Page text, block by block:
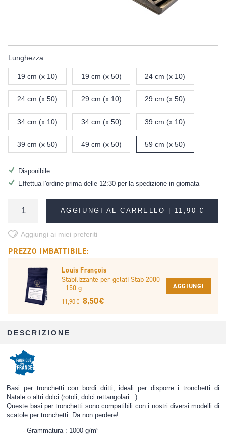
Lunghezza :
19 cm (x 10) 19 cm (x 50) 24 cm (x 10)
24 cm (x 50) 29 cm (x 10) 29 cm (x 50)
34 cm (x 10) 34 cm (x 50) 39 cm (x 10)
39 cm (x 50) 49 cm (x 50) 59 cm (x 50)
Disponibile
Effettua l'ordine prima delle 12:30 per la spedizione in giornata
AGGIUNGI AL CARRELLO | 11,90 €
Aggiungi ai miei preferiti
PREZZO IMBATTIBILE:
Louis François
Stabilizzante per gelati Stab 2000
- 150 g
11,90 € 8,50 €
AGGIUNGI
DESCRIZIONE
Basi per tronchetti con bordi dritti, ideali per disporre i tronchetti di
Natale o altri dolci (rotoli, dolci rettangolari...).
Queste basi per tronchetti sono compatibili con i nostri diversi modelli di
scatole per tronchetti. Da non perdere!
Grammatura : 1000 g/m²